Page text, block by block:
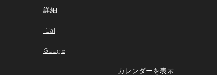
詳細
iCal
Google
カレンダーを表示